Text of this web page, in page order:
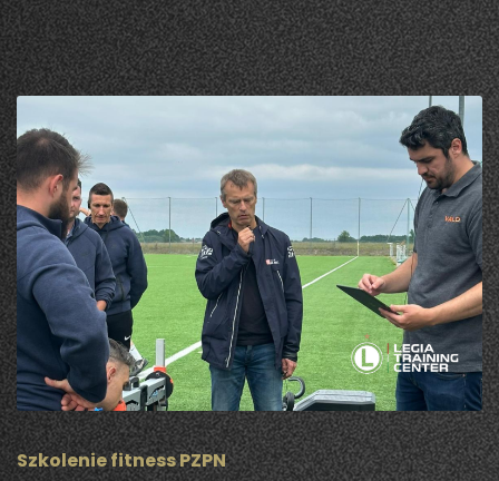
Szkolenie fitness PZPN